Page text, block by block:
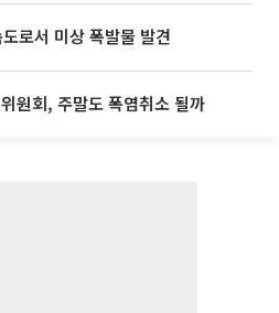
로서 미상 폭발물 발견
원회, 주말도 폭염취소 될까